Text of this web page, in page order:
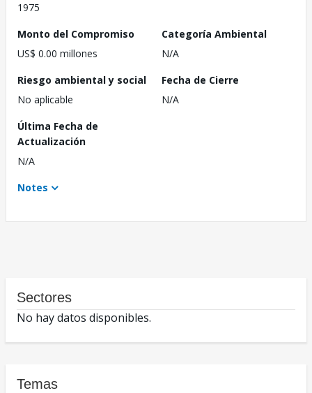
1975
Monto del Compromiso
US$ 0.00 millones
Categoría Ambiental
N/A
Riesgo ambiental y social
No aplicable
Fecha de Cierre
N/A
Última Fecha de
Actualización
N/A
Notes
Sectores
No hay datos disponibles.
Temas